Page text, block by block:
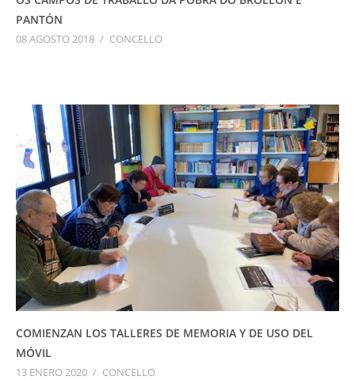
PANTÓN
08 AGOSTO 2018 / CONCELLO
COMIENZAN LOS TALLERES DE MEMORIA Y DE USO DEL
MÓVIL
13 ENERO 2020 / CONCELLO